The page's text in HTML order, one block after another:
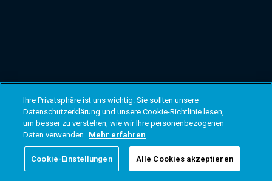
Ihre Privatsphäre ist uns wichtig. Sie sollten unsere
Datenschutzerklärung und unsere Cookie-Richtlinie lesen,
um besser zu verstehen, wie wir Ihre personenbezogenen
Daten verwenden. Mehr erfahren
Cookie-Einstellungen Alle Cookies akzeptieren